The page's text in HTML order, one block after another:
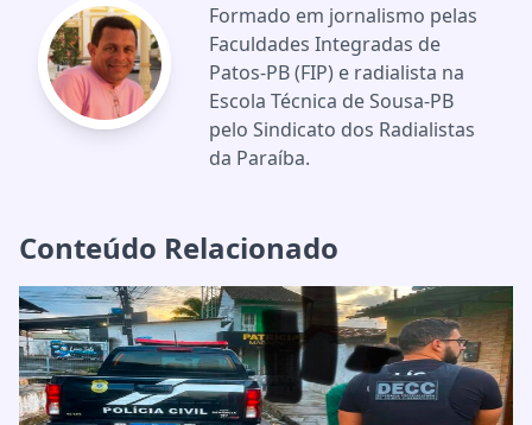
Formado em jornalismo pelas
Faculdades Integradas de
Patos-PB (FIP) e radialista na
Escola Técnica de Sousa-PB
pelo Sindicato dos Radialistas
da Paraíba.
Conteúdo Relacionado